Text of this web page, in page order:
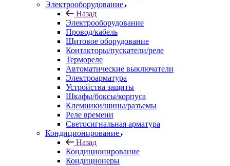
Электрооборудование
Назад
Электрооборудование
Провод/кабель
Щитовое оборудование
Контакторы/пускатели/реле
Термореле
Автоматические выключатели
Электроарматура
Устройства защиты
Шкафы/боксы/корпуса
Клемники/шины/разъемы
Реле времени
Светосигнальная арматура
Кондиционирование
Назад
Кондиционирование
Кондиционеры